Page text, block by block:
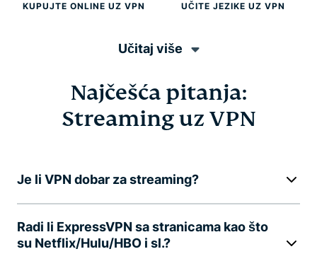
KUPUJTE ONLINE UZ VPN UČITE JEZIKE UZ VPN
Učitaj više
Najčešća pitanja:
Streaming uz VPN
Je li VPN dobar za streaming?
Radi li ExpressVPN sa stranicama kao što
su Netflix/Hulu/HBO i sl.?